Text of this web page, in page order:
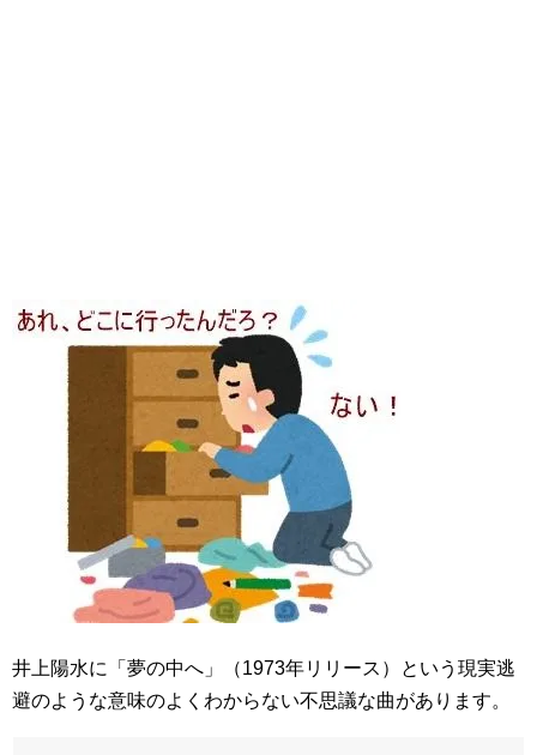
井上陽水に「夢の中へ」（1973年リリース）という現実逃
避のような意味のよくわからない不思議な曲があります。